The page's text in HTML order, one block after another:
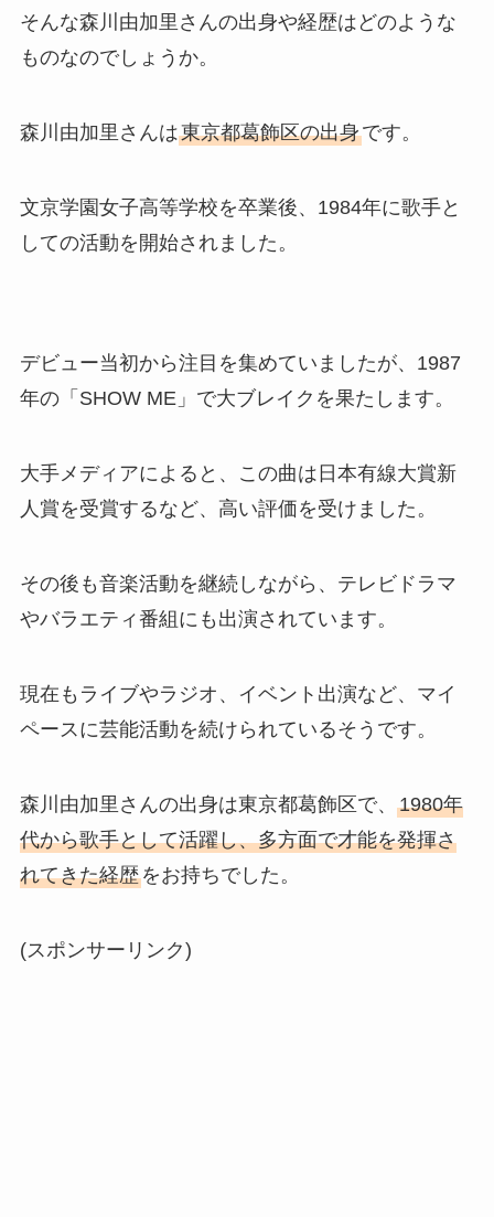
そんな森川由加里さんの出身や経歴はどのような
ものなのでしょうか。
森川由加里さんは東京都葛飾区の出身です。
文京学園女子高等学校を卒業後、1984年に歌手と
しての活動を開始されました。
デビュー当初から注目を集めていましたが、1987
年の「SHOW ME」で大ブレイクを果たします。
大手メディアによると、この曲は日本有線大賞新
人賞を受賞するなど、高い評価を受けました。
その後も音楽活動を継続しながら、テレビドラマ
やバラエティ番組にも出演されています。
現在もライブやラジオ、イベント出演など、マイ
ペースに芸能活動を続けられているそうです。
森川由加里さんの出身は東京都葛飾区で、 1980年
代から歌手として活躍し、多方面で才能を発揮さ
れてきた経歴をお持ちでした。
(スポンサーリンク)